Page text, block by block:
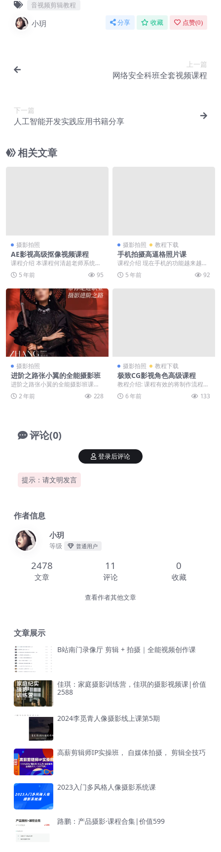
音视频剪辑教程
小玥 分享 收藏 点赞(0)
上一篇
网络安全科班全套视频课程
下一篇
人工智能开发实践应用书籍分享
相关文章
摄影拍照
AE影视高级抠像视频课程
课程介绍 本课程何清超老师系统讲
解了AE影视抠像中常用的蓝、绿背
景抠像，从最基础...
5 年前 95
摄影拍照 教程下载
手机拍摄高逼格照片课
课程介绍 现在手机的功能越来越强
大，特别拍照功能。最近几年似乎
每个手机制造商都在...
5 年前 92
摄影拍照
进阶之路张小翼的全能摄影班
进阶之路张小翼的全能摄影班课程
简介； 课程不完整，完整版共121
节，目前只有10...
2 年前 228
摄影拍照 教程下载
极致CG影视角色高级课程
教程介绍: 课程有效的将制作流程贯
穿其中，涉及zbrush建模流程，操
作心得和经...
6 年前 133
评论(0)
提示：请文明发言
登录后评论
作者信息
小玥
等级 普通用户
2478
文章
11
评论
0
收藏
查看作者其他文章
文章展示
B站南门录像厅 剪辑 + 拍摄｜全能视频创作课
佳琪：家庭摄影训练营，佳琪的摄影视频课|价值
2588
2024李觅青人像摄影线上课第5期
高薪剪辑师IP实操班， 自媒体拍摄， 剪辑全技巧
2023入门多风格人像摄影系统课
路鹏：产品摄影·课程合集|价值599